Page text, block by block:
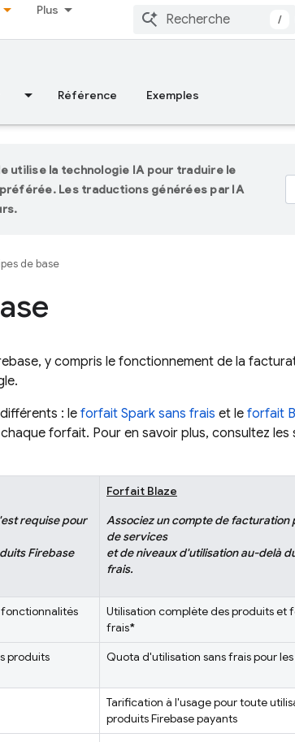
Plus
/
Référence Exemples
utilise la technologie IA pour traduire le
Les traductions générées par IA
de base
y compris le fonctionnement de la
: le forfait Spark sans frais et le forfait
forfait. Pour en savoir plus, consultez
requise pour
Firebase
Forfait Blaze
Associez un compte de
de services
et de niveaux d'utilisation au-delà
frais.
Utilisation complète des produits et
frais*
produits
Quota d'utilisation sans frais pour
Tarification à l'usage pour toute
produits Firebase payants